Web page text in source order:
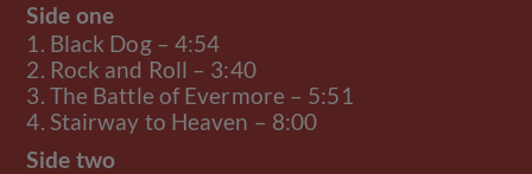
Side one
1. Black Dog – 4:54
2. Rock and Roll – 3:40
3. The Battle of Evermore – 5:51
4. Stairway to Heaven – 8:00
Side two